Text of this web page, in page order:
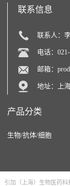
联系信息
联系人：
电话：
邮箱：
地址：上
产品分类
生物/抗体/细胞
引加（上海）生物医药科